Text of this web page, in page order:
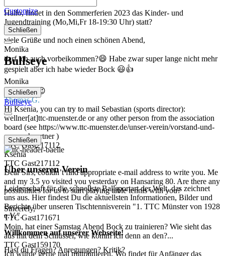
Hallo, findet in den Sommerferien 2023 das Kinder- und
Jugendtraining (Mo,Mi,Fr 18-19:30 Uhr) statt?
Monika
viele Grüße und noch einen schönen Abend,
Monika
darf ich auch vorbeikommen?😄 Habe zwar super lange nicht mehr
gespielt aber ich habe wieder Bock 😃👍
Monika
Hallihallo 😉
Thomas G.
Hi Ksenia, you can try to mail Sebastian (sports director):
wellner[at]ttc-muenster.de or any other person from the association
board (see https://www.ttc-muenster.de/unser-verein/vorstand-und-
ansprechpartner )
TTC Gast217112
Ksenia
TTC Gast217112
Dear Sirs, couldn’t find appropriate e-mail address to write you. Me
and my 3.5 yo visited you yesterday on Hansaring 80. Are there any
possibilities for us to start playing table tennis with you?
Sincerely,
TTC Gast171671
Moin, hat einer Samstag Abend Bock zu trainieren? Wie sieht das
aus mit dem Schlüssel, wie komm ich denn an den?...
TTC Gast159170
Ich würde gerne mal mittrainieren. Wo findet für Anfänger das
Customize
Schließen
Bullseye
Schließen
Bullseye
Schließen
Über unseren Verein
Leidenschaft für die schnellste Ballsportart der Welt, das zeichnet
uns aus. Hier findest Du die aktuellsten Informationen, Bilder und
Berichte über unseren Tischtennisverein "1. TTC Münster von 1928
e.V.".
Willkommen auf unserer Webseite!
Hast du Fragen? Anregungen? Kritik?